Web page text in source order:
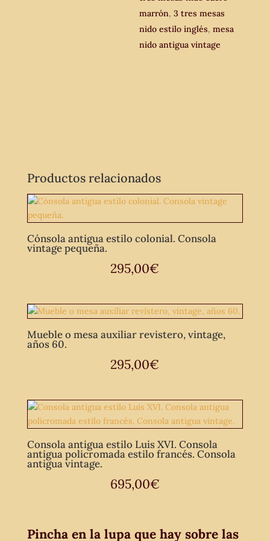
marrón,3 tres mesas
nido estilo inglés,mesa
nido antigua vintage
Productos relacionados
Cónsola antigua estilo colonial. Consola
vintage pequeña.
295,00€
Mueble o mesa auxiliar revistero, vintage,
años 60.
295,00€
Consola antigua estilo Luis XVI. Consola
antigua policromada estilo francés. Consola
antigua vintage.
695,00€
Pincha en la lupa que hay sobre las